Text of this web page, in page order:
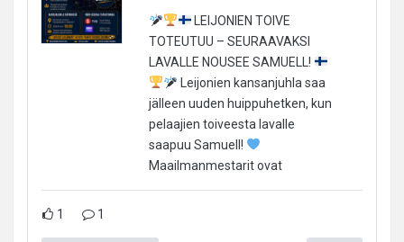
LEIJONIEN TOIVE
TOTEUTUU – SEURAAVAKSI
LAVALLE NOUSEE SAMUELL!
Leijonien kansanjuhla saa
jälleen uuden huippuhetken, kun
pelaajien toiveesta lavalle
saapuu Samuell!
Maailmanmestarit ovat
1 1